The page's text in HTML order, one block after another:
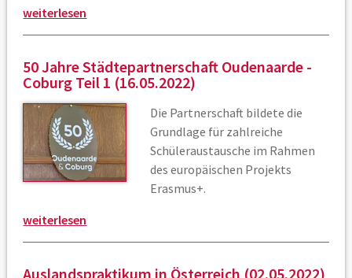
weiterlesen
50 Jahre Städtepartnerschaft Oudenaarde -
Coburg Teil 1 (16.05.2022)
Die Partnerschaft bildete die
Grundlage für zahlreiche
Schüleraustausche im Rahmen
des europäischen Projekts
Erasmus+.
weiterlesen
Auslandspraktikum in Österreich (02.05.2022)